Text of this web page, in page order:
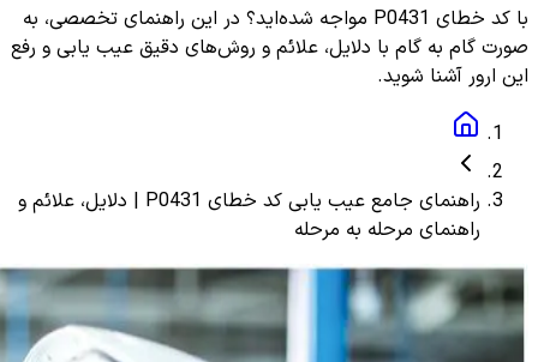
با کد خطای P0431 مواجه شده‌اید؟ در این راهنمای تخصصی، به
صورت گام به گام با دلایل، علائم و روش‌های دقیق عیب یابی و رفع
این ارور آشنا شوید.
راهنمای جامع عیب یابی کد خطای P0431 | دلایل، علائم و
راهنمای مرحله به مرحله